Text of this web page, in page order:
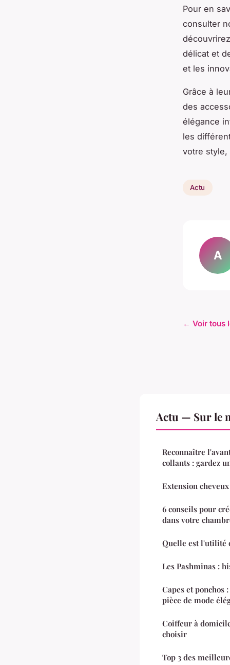
Pour en
consulter
délicat et
et les
Grâce à
des
élégance
les
votre style,
Actu
A
← Voir tous
Actu — Sur le
Reconnaître
collants : gardez
Extension
6 conseils pour
dans votre
Quelle est l'utilité
Les Pashminas :
Capes et ponchos
pièce de mode
Coiffeur à
choisir
Top 3 des